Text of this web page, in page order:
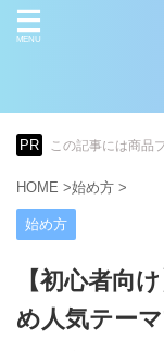
PR この記事には商品
HOME >始め方 >
始め方
【初心者向
め人気テー